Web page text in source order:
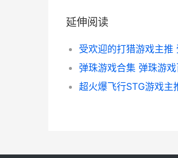
延伸阅读
受欢迎的打猎游戏主推
弹珠游戏合集 弹珠游
超火爆飞行STG游戏主